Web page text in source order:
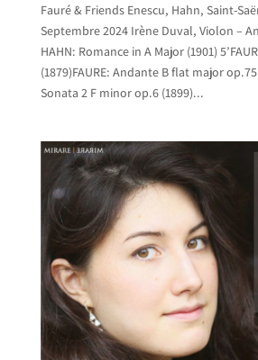
Fauré & Friends Enescu, Hahn, Saint-
Septembre 2024 Irène Duval, Violon –
HAHN: Romance in A Major (1901)
(1879)FAURE: Andante B flat major op.75
Sonata 2 F minor op.6 (1899)...